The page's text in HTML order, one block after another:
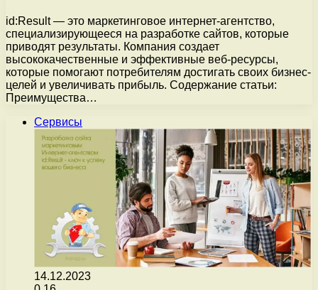
id:Result — это маркетинговое интернет-агентство,
специализирующееся на разработке сайтов, которые
приводят результаты. Компания создает
высококачественные и эффективные веб-ресурсы,
которые помогают потребителям достигать своих бизнес-
целей и увеличивать прибыль. Содержание статьи:
Преимущества…
Сервисы
14.12.2023